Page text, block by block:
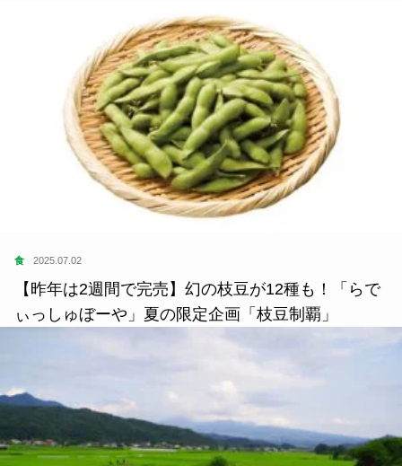
食 2025.07.02
【昨年は2週間で完売】幻の枝豆が12種も！「らで
ぃっしゅぼーや」夏の限定企画「枝豆制覇」